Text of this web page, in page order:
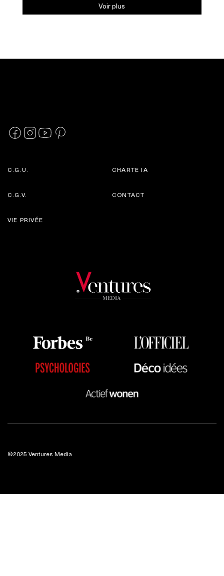
Voir plus
C.G.U.
C.G.V.
CHARTE IA
CONTACT
VIE PRIVÉE
©2025 Ventures Media